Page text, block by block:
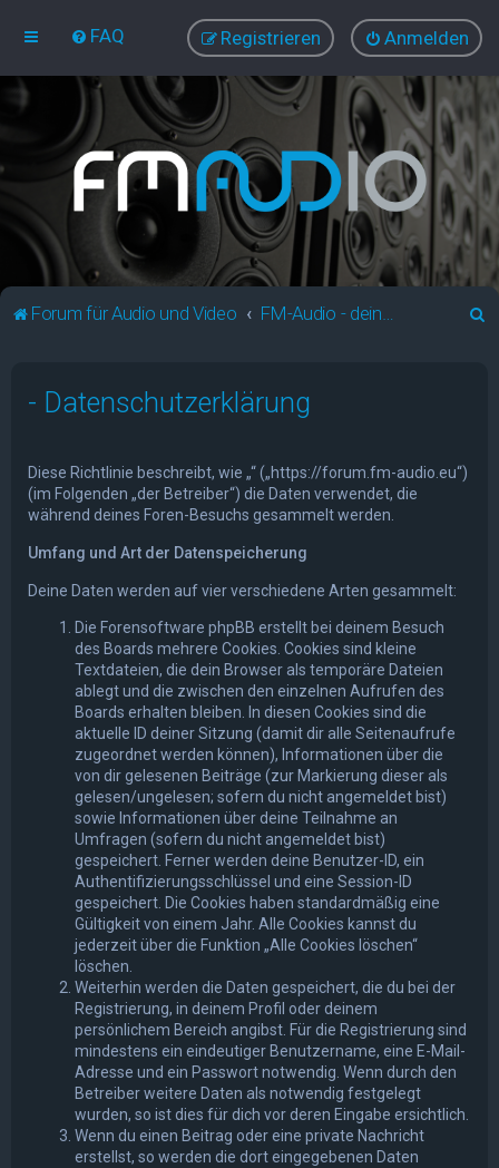
FAQ Anmelden
Registrieren
Forum für Audio und Video
- Datenschutzerklärung
Diese Richtlinie beschreibt, wie „“ („https://forum.fm-audio.eu“)
(im Folgenden „der Betreiber“) die Daten verwendet, die
während deines Foren-Besuchs gesammelt werden.
Umfang und Art der Datenspeicherung
Deine Daten werden auf vier verschiedene Arten gesammelt:
Die Forensoftware phpBB erstellt bei deinem Besuch
des Boards mehrere Cookies. Cookies sind kleine
Textdateien, die dein Browser als temporäre Dateien
ablegt und die zwischen den einzelnen Aufrufen des
Boards erhalten bleiben. In diesen Cookies sind die
aktuelle ID deiner Sitzung (damit dir alle Seitenaufrufe
zugeordnet werden können), Informationen über die
von dir gelesenen Beiträge (zur Markierung dieser als
gelesen/ungelesen; sofern du nicht angemeldet bist)
sowie Informationen über deine Teilnahme an
Umfragen (sofern du nicht angemeldet bist)
gespeichert. Ferner werden deine Benutzer-ID, ein
Authentifizierungsschlüssel und eine Session-ID
gespeichert. Die Cookies haben standardmäßig eine
Gültigkeit von einem Jahr. Alle Cookies kannst du
jederzeit über die Funktion „Alle Cookies löschen“
löschen.
Weiterhin werden die Daten gespeichert, die du bei der
Registrierung, in deinem Profil oder deinem
persönlichem Bereich angibst. Für die Registrierung sind
mindestens ein eindeutiger Benutzername, eine E-Mail-
Adresse und ein Passwort notwendig. Wenn durch den
Betreiber weitere Daten als notwendig festgelegt
wurden, so ist dies für dich vor deren Eingabe ersichtlich.
Wenn du einen Beitrag oder eine private Nachricht
erstellst, so werden die dort eingegebenen Daten